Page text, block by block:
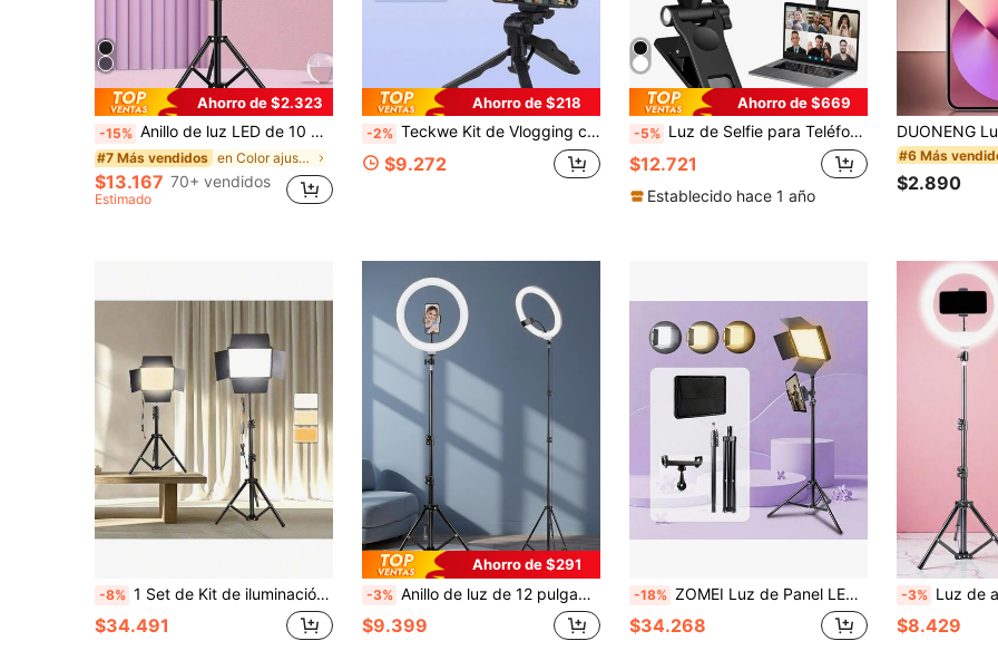
Ahorro de $2.323
-15% Anillo de luz LED de 10 pulgadas con soporte de trípode ajustable (110 cm) y soporte para teléfono, compatible con teléfono Android para grabación de video de selfie, reunión de Zoom, transmisión en vivo, vlog, fiesta de Navidad, fotografía al aire libre, imprescindible
#7 Más vendidos en Color ajustable Flashes externos para teléfono
$13.167 70+ vendidos
Estimado
Ahorro de $218
-2% Teckwe Kit de Vlogging con Micrófono & Luz de Relleno LED, Kit Portátil de Grabación de Video para Smartphone con Soporte de Trípode, Equipo Mini de Vlog para Transmisión en Vivo
$9.272
Ahorro de $669
-5% Luz de Selfie para Teléfono, Portátil, Tableta, Luz de Anillo Recargable con Clip, 3 Modos de Luz, Luz de Relleno Portátil para Maquillaje, Selfie, Vlog, Zoom, Compatible con iPhone, Android, Compatible con Trípode
$12.721
Establecido hace 1 año
#6 Más
$2.890
-8% 1 Set de Kit de iluminación de fotografía y video LED, alimentado por USB, trípode de 43 pulgadas, luz difusora cuadrada de 10 pulgadas, 3 temperaturas de color ajustables, 4 reflectores, adecuado para uso en interiores, sin necesidad de batería, apto para fotografía, grabación de video, transmisión en vivo, reuniones de Zoom, con soporte y luz selfie
$34.491
Ahorro de $291
-3% Anillo de luz de 12 pulgadas con trípode de 43 pulgadas, luz LED ajustable con trípode y soporte para teléfono, apto para iPhone y teléfonos inteligentes Android, para fotografía, selfie, grabación de video, videoconferencia, entrevista, transmisión en vivo, vlogging, reunión familiar, fiesta de Navidad, actividades al aire libre
$9.399
-18% ZOMEI Luz de Panel LED Regulable de 25.4cm (Incluye Trípode y Alimentación USB) - Luz de Relleno de Video Alimentada por USB, Adecuada para Fotografía y Videografía; Equipada con Soporte Ajustable y Clip Externo para Tableta, Satisface las Necesidades de Iluminación de Estudio en Casa - Perfecta para Transmisiones en Vivo, Retoques de Maquillaje y Tutoriales - Excelente Regalo de Vacaciones
$34.268
-3% Luz de anillo LED negra de 8 pulgadas con altura ajustable de 63 pulgadas, alimentada por USB, para grabación de video,
$8.429